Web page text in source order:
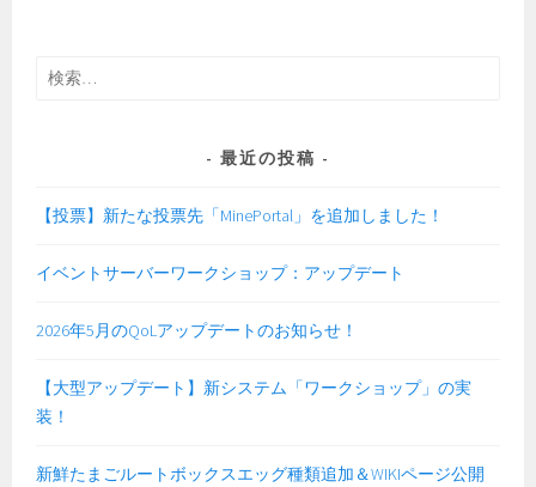
検
最近の投稿
【投票】新たな投票先「MinePortal」を追加しました！
イベントサーバーワークショップ：アップデート
2026年5月のQoLアップデートのお知らせ！
【大型アップデート】新システム「ワークショップ」の実
装！
新鮮たまごルートボックスエッグ種類追加＆WIKIページ公開